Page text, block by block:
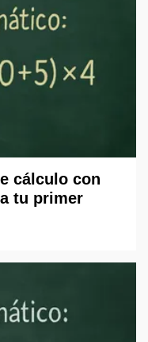
cálculo con
tu primer